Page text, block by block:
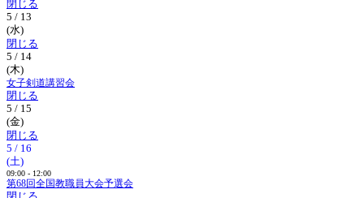
閉じる
5 / 13
(水)
閉じる
5 / 14
(木)
女子剣道講習会
閉じる
5 / 15
(金)
閉じる
5 / 16
(土)
09:00 - 12:00
第68回全国教職員大会予選会